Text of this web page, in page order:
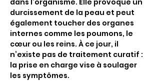
dans l’organisme. Elle provoque un
durcissement de la peau et peut
également toucher des organes
internes comme les poumons, le
cœur ou les reins. À ce jour, il
n’existe pas de traitement curatif :
la prise en charge vise à soulager
les symptômes.